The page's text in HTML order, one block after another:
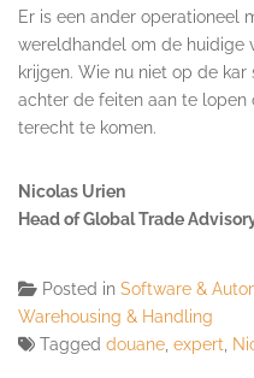
Er is een ander operationeel
wereldhandel om de huidige
krijgen. Wie nu niet op de
achter de feiten aan te
terecht te komen.
Nicolas Urien
Head of Global Trade
Posted in Software &
Warehousing & Handling
Tagged douane expert